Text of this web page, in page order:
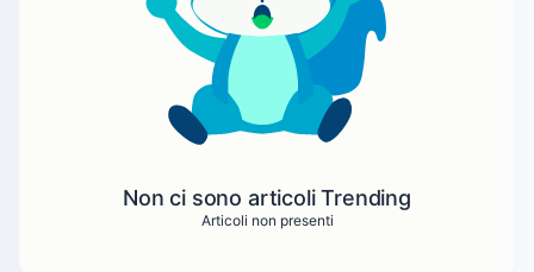
Non ci sono articoli Trending
Articoli non presenti